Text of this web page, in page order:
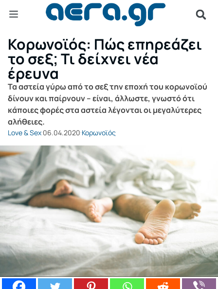
Κορωνοϊός: Πώς επηρεάζει
το σεξ; Τι δείχνει νέα
έρευνα
Τα αστεία γύρω από το σεξ την εποχή του κορωνοϊού
δίνουν και παίρνουν – είναι, άλλωστε, γνωστό ότι
κάποιες φορές στα αστεία λέγονται οι μεγαλύτερες
αλήθειες.
Love & Sex 06.04.2020 Κορωνοϊός